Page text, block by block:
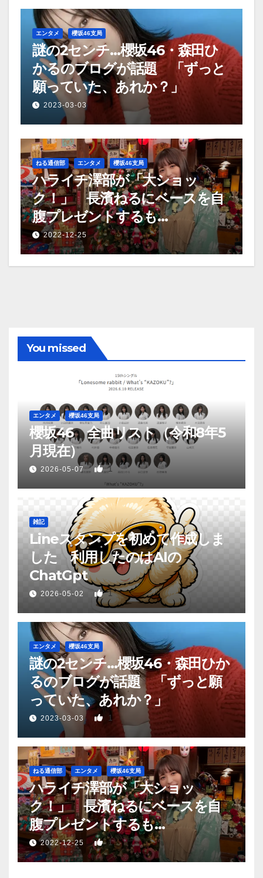
エンタメ 櫻坂46支局
謎の2センチ…櫻坂46・森田ひ
かるのブログが話題 「ずっと
願っていた、あれか？」
2023-03-03
ねる通信部 エンタメ 櫻坂46支局
ハライチ澤部が「大ショッ
ク！」 長濱ねるにベースを自
腹プレゼントするも…
2022-12-25
You missed
エンタメ 櫻坂46支局
櫻坂46 全曲リスト（令和8年5
月現在）
2026-05-07 1
雑記
Lineスタンプを初めて作成しま
した 利用したのはAIの
ChatGpt
2026-05-02 1
エンタメ 櫻坂46支局
謎の2センチ…櫻坂46・森田ひか
るのブログが話題 「ずっと願
っていた、あれか？」
2023-03-03 1
ねる通信部 エンタメ 櫻坂46支局
ハライチ澤部が「大ショッ
ク！」 長濱ねるにベースを自
腹プレゼントするも…
2022-12-25 1